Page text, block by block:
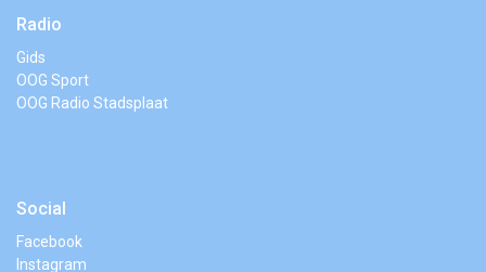
Radio
Gids
OOG Sport
OOG Radio Stadsplaat
Social
Facebook
Instagram